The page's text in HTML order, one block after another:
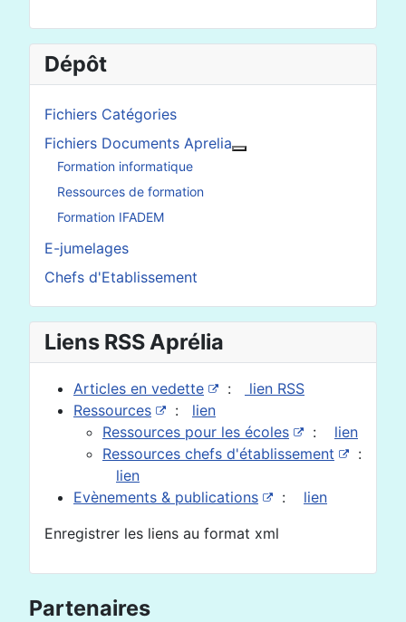
Dépôt
Fichiers Catégories
Fichiers Documents Aprelia
Formation informatique
Ressources de formation
Formation IFADEM
E-jumelages
Chefs d'Etablissement
Liens RSS Aprélia
Articles en vedette :
lien RSS
Ressources
: lien
Ressources pour les écoles
: lien
Ressources chefs d'établissement
:
lien
Evènements & publications
: lien
Enregistrer les liens au format xml
Partenaires